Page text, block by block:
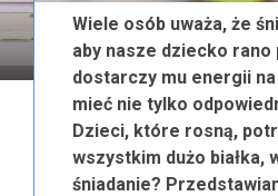
Wiele osób uważa, że
aby nasze dziecko
dostarczy mu energii na
mieć nie tylko
Dzieci, które rosną,
wszystkim dużo białka,
śniadanie?